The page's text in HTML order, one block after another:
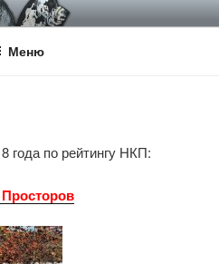
ДОГ
Дог
Меню
года по рейтингу НКП: